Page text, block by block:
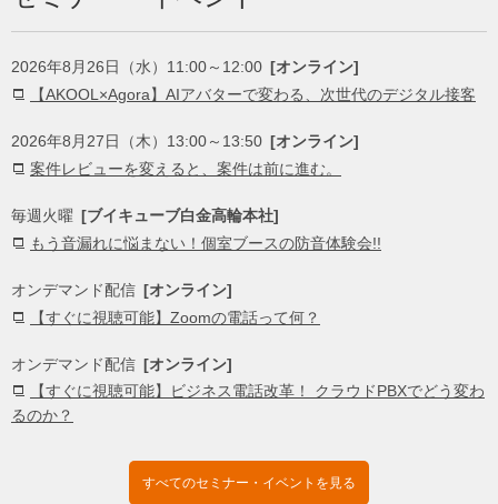
2026年8月26日（水）11:00～12:00 [オンライン]
【AKOOL×Agora】AIアバターで変わる、次世代のデジタル接客
2026年8月27日（木）13:00～13:50 [オンライン]
案件レビューを変えると、案件は前に進む。
毎週火曜 [ブイキューブ白金高輪本社]
もう音漏れに悩まない！個室ブースの防音体験会!!
オンデマンド配信 [オンライン]
【すぐに視聴可能】Zoomの電話って何？
オンデマンド配信 [オンライン]
【すぐに視聴可能】ビジネス電話改革！ クラウドPBXでどう変わ
るのか？
すべてのセミナー・イベントを見る